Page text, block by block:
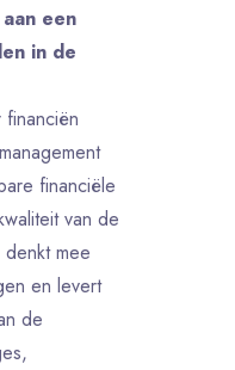
een
in de
financiële
van de
denkt mee
en levert
de